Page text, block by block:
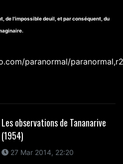
de l'impossible deuil, et par conséquent, du
paranormal/
Les observations de Tananarive
(1954)
27 Mar 2014, 22:20